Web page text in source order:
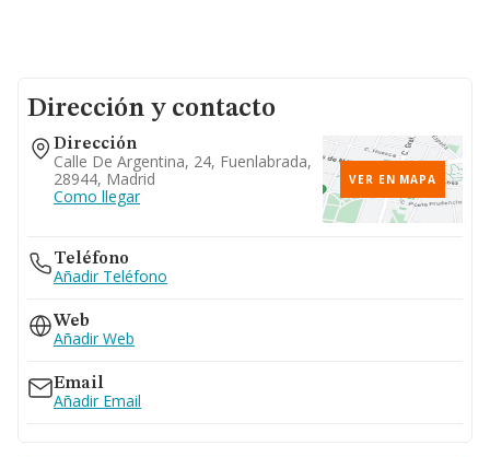
Dirección y contacto
Dirección
Calle De Argentina, 24, Fuenlabrada,
28944, Madrid
Como llegar
VER EN MAPA
Teléfono
Añadir Teléfono
Web
Añadir Web
Email
Añadir Email